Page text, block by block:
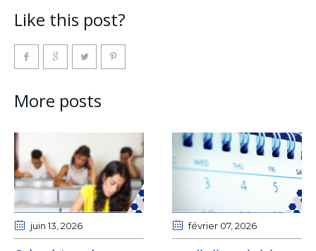
Like this post?
More posts
juin 13 , 2026 février 07, 2026